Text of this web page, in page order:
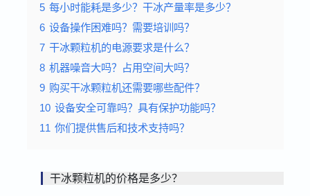
5 每小时能耗是多少？干冰产量率是多少？
6 设备操作困难吗？需要培训吗？
7 干冰颗粒机的电源要求是什么？
8 机器噪音大吗？占用空间大吗？
9 购买干冰颗粒机还需要哪些配件？
10 设备安全可靠吗？具有保护功能吗？
11 你们提供售后和技术支持吗？
干冰颗粒机的价格是多少？